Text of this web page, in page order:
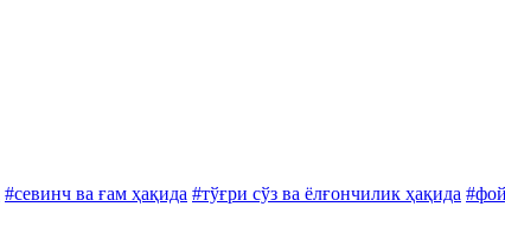
#севинч ва ғам ҳақида #тўғри сўз ва ёлғончилик ҳақида